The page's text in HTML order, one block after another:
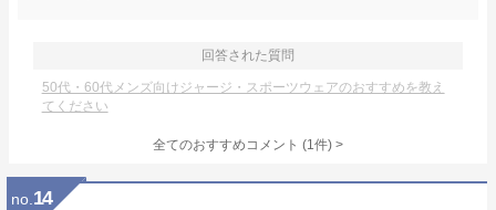
回答された質問
50代・60代メンズ向けジャージ・スポーツウェアのおすすめを教え
てください
全てのおすすめコメント (1件) >
no. 14